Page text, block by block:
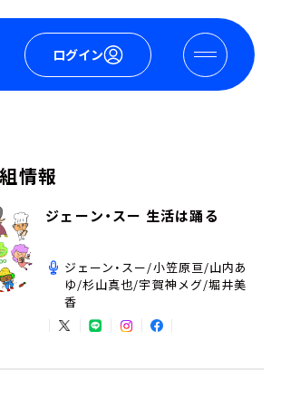
ログイン
情報
ジェーン・スー 生活は踊る
ジェーン・スー/小笠原亘/山内あ
ゆ/杉山真也/宇賀神メグ/堀井美
香